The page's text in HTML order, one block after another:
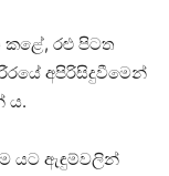
කළේ, රළු පිටත
අපිරිසිදුවීමෙන්
ය.
යට ඇඳුම්වලින්